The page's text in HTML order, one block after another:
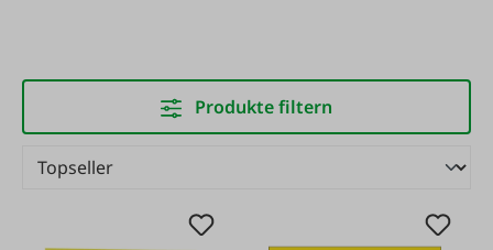
Produkte filtern